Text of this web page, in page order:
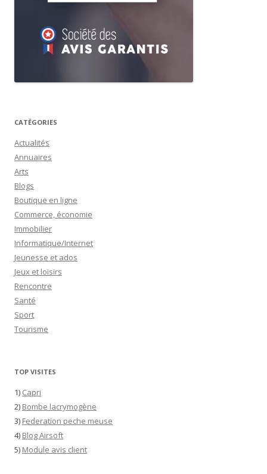
CATÉGORIES
Actualités
Annuaires
Arts
Blogs
Boutique en ligne
Commerce, économie
Immobilier
Informatique/Internet
Jeunesse et ados
Jeux et loisirs
Rencontre
Santé
Sport
Tourisme
TOP VISITES
1) Capri
2) Bombe lacrymogène
3) Federation peche meuse
4) Blog Airsoft
5) Module avis client